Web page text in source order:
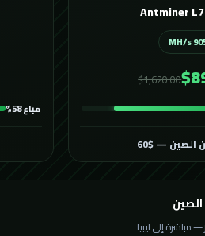
Antminer
9050
$1,620.00
— $60
مباع 58%